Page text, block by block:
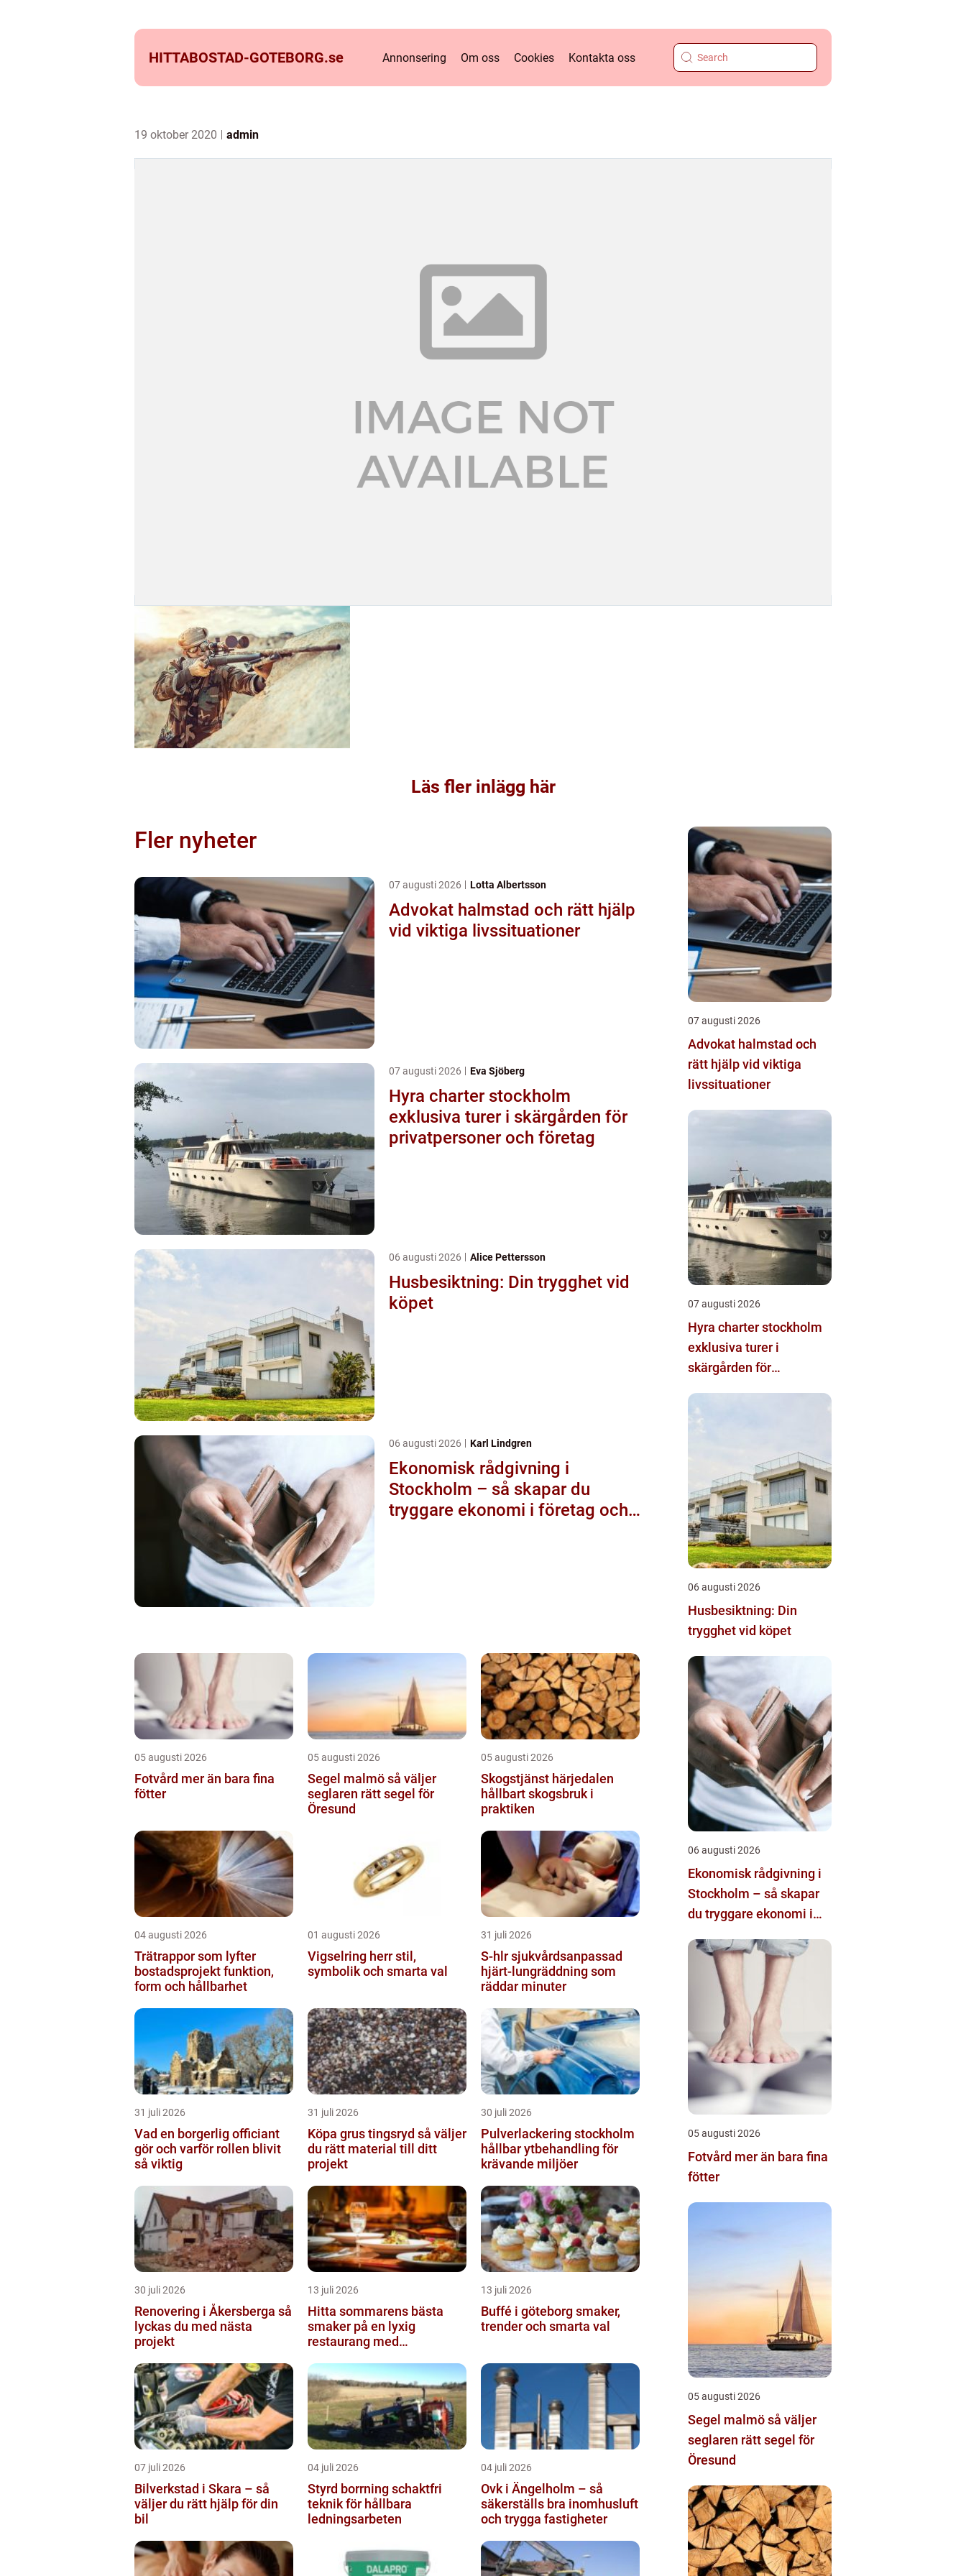
HITTABOSTAD-GOTEBORG.se Annonsering Om oss Cookies Kontakta oss
19 oktober 2020 admin
Läs fler inlägg här
Fler nyheter
07 augusti 2026 Lotta Albertsson
Advokat halmstad och rätt hjälp
vid viktiga livssituationer
07 augusti 2026 Eva Sjöberg
Hyra charter stockholm
exklusiva turer i skärgården för
privatpersoner och företag
06 augusti 2026 Alice Pettersson
Husbesiktning: Din trygghet vid
köpet
06 augusti 2026 Karl Lindgren
Ekonomisk rådgivning i
Stockholm – så skapar du
tryggare ekonomi i företag och
05 augusti 2026
Fotvård mer än bara fina
fötter
05 augusti 2026
Segel malmö så väljer
seglaren rätt segel för
Öresund
05 augusti 2026
Skogstjänst härjedalen
hållbart skogsbruk i
praktiken
04 augusti 2026
Trätrappor som lyfter
bostadsprojekt funktion,
form och hållbarhet
01 augusti 2026
Vigselring herr stil,
symbolik och smarta val
31 juli 2026
S-hlr sjukvårdsanpassad
hjärt-lungräddning som
räddar minuter
31 juli 2026
Vad en borgerlig officiant
gör och varför rollen blivit
så viktig
31 juli 2026
Köpa grus tingsryd så väljer
du rätt material till ditt
projekt
30 juli 2026
Pulverlackering stockholm
hållbar ytbehandling för
krävande miljöer
30 juli 2026
Renovering i Åkersberga så
lyckas du med nästa
projekt
13 juli 2026
Hitta sommarens bästa
smaker på en lyxig
restaurang med
13 juli 2026
Buffé i göteborg smaker,
trender och smarta val
07 juli 2026
Bilverkstad i Skara – så
väljer du rätt hjälp för din
bil
04 juli 2026
Styrd borrning schaktfri
teknik för hållbara
ledningsarbeten
04 juli 2026
Ovk i Ängelholm – så
säkerställs bra inomhusluft
och trygga fastigheter
07 augusti 2026
Advokat halmstad och
rätt hjälp vid viktiga
livssituationer
07 augusti 2026
Hyra charter stockholm
exklusiva turer i
skärgården för
företag
06 augusti 2026
Husbesiktning: Din
trygghet vid köpet
06 augusti 2026
Ekonomisk rådgivning i
Stockholm – så skapar
du tryggare ekonomi i
05 augusti 2026
Fotvård mer än bara fina
fötter
05 augusti 2026
Segel malmö så väljer
seglaren rätt segel för
Öresund